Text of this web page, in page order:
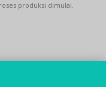
produksi dimulai.